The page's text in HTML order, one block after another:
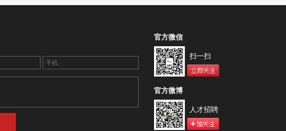
官方微信
扫一扫
官方微博
人才招聘